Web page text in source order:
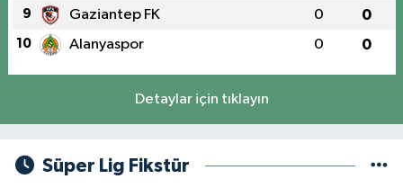
9 Gaziantep FK 0 0
10 Alanyaspor 0 0
Detaylar için tıklayın
Süper Lig Fikstür